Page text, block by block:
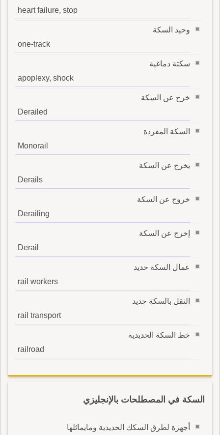
heart failure, stop
وحيد السكة
one-track
سكتة دماغية
apoplexy, shock
خرج عن السكة
Derailed
السكة المفردة
Monorail
يخرج عن السكة
Derails
خروج عن السكة
Derailing
إخرج عن السكة
Derail
عمال السكة حديد
rail workers
النقل بالسكة حديد
rail transport
خط السكة الحديدية
railroad
السكة في المصطلحات بالإنجليزي
أجهزة لطرق السكك الحديدية ومايماثلها